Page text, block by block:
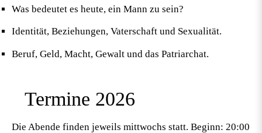
Was bedeutet es heute, ein Mann zu sein?
Identität, Beziehungen, Vaterschaft und Sexualität.
Beruf, Geld, Macht, Gewalt und das Patriarchat.
Termine 2026
Die Abende finden jeweils mittwochs statt. Beginn: 20:00